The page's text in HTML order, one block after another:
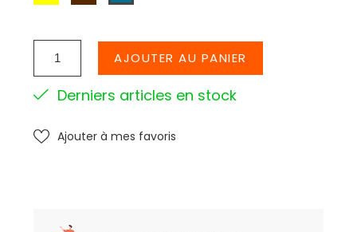
AJOUTER AU PANIER
Derniers articles en stock
Ajouter à mes favoris